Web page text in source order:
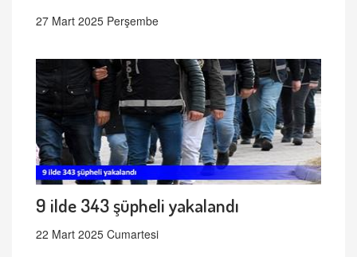
27 Mart 2025 Perşembe
9 ilde 343 şüpheli yakalandı
22 Mart 2025 Cumartesi